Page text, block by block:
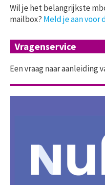
Wil je het belangrijkste
mailbox? Meld je aan voor
Vragenservice
Een vraag naar aanleiding